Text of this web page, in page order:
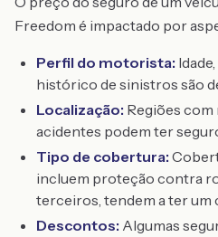
Freedom é impactado por
Perfil do motorista:
histórico de sinistros são
Localização: Regiões
acidentes podem ter
Tipo de cobertura:
incluem proteção contra
terceiros, tendem a ter um
Descontos: Algumas